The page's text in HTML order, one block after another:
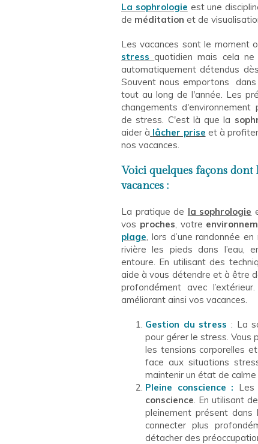
La sophrologie est une
de méditation et de
Les vacances sont le moment
stressquotidien mais cela
automatiquement détendus
Souvent nous emportons
tout au long de l'année. Les
changements
de stress. C'est là que la
aider à lâcher prise et à
nos vacances.
Voici quelques façons
vacances :
La pratique de la sophrologie
vos proches, votre
plage, lors d’une randonnée
rivière les pieds dans l’eau,
entoure. En utilisant des
aide à vous détendre et à être
profondément avec
améliorant ainsi vos vacances.
Gestion du stress : La
pour gérer le stress. Vous
les tensions corporelles
face aux situations
maintenir un état de calme
Pleine conscience : Les
conscience. En utilisant
pleinement présent
connecter plus
détacher des